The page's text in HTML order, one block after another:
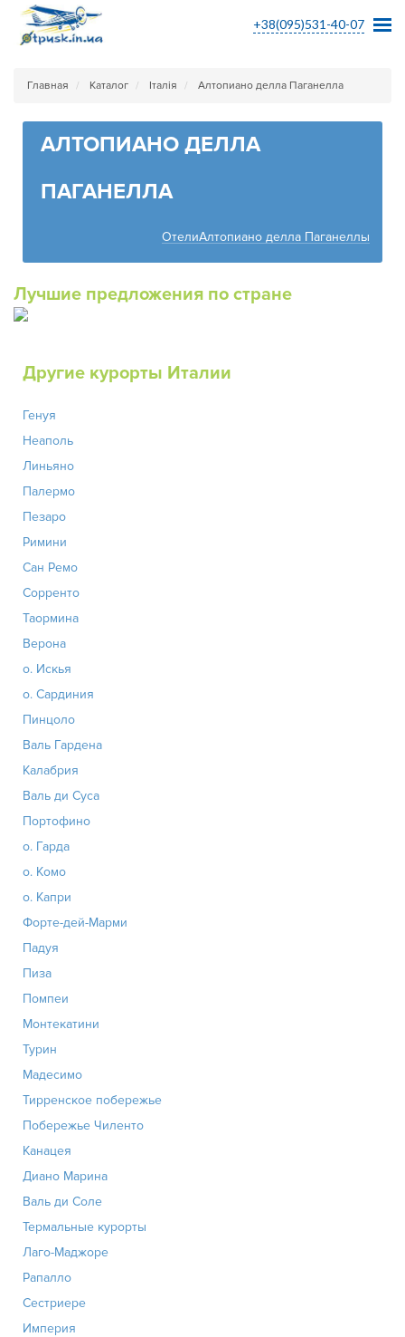
+38(095)531-40-07
Главная Каталог Італія Алтопиано делла Паганелла
АЛТОПИАНО ДЕЛЛА
ПАГАНЕЛЛА
ОтелиАлтопиано делла Паганеллы
Лучшие предложения по стране
Другие курорты Италии
Генуя
Неаполь
Линьяно
Палермо
Пезаро
Римини
Сан Ремо
Сорренто
Таормина
Верона
о. Искья
о. Сардиния
Пинцоло
Валь Гардена
Калабрия
Валь ди Суса
Портофино
о. Гарда
о. Комо
о. Капри
Форте-дей-Марми
Падуя
Пиза
Помпеи
Монтекатини
Турин
Мадесимо
Тирренское побережье
Побережье Чиленто
Канацея
Диано Марина
Валь ди Соле
Термальные курорты
Лаго-Маджоре
Рапалло
Сестриере
Империя